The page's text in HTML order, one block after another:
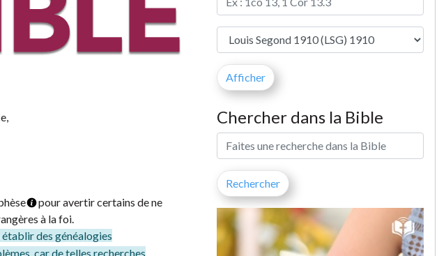
pour avertir certains de ne
à la foi.
établir des généalogies
car de telles recherches
Chercher dans la Bible